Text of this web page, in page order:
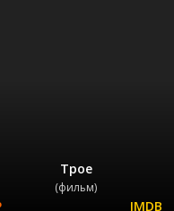
Трое
(фильм)